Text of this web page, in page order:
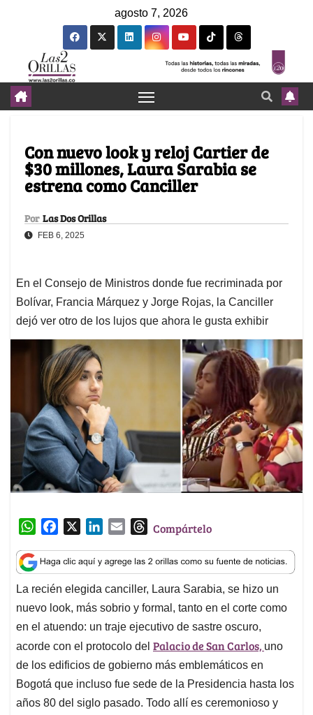
agosto 7, 2026
Con nuevo look y reloj Cartier de
$30 millones, Laura Sarabia se
estrena como Canciller
Por Las Dos Orillas
FEB 6, 2025
En el Consejo de Ministros donde fue recriminada por
Bolívar, Francia Márquez y Jorge Rojas, la Canciller
dejó ver otro de los lujos que ahora le gusta exhibir
W
a
t
s
A
p
p
c
e
b
o
o
k
n
k
e
d
I
n
a
i
l
T
r
e
a
d
s
Compártelo
La recién elegida canciller, Laura Sarabia, se hizo un
nuevo look, más sobrio y formal, tanto en el corte como
en el atuendo: un traje ejecutivo de sastre oscuro,
acorde con el protocolo del Palacio de San Carlos, uno
de los edificios de gobierno más emblemáticos en
Bogotá que incluso fue sede de la Presidencia hasta los
años 80 del siglo pasado. Todo allí es ceremonioso y